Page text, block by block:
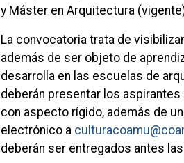
y Máster en Arquitectura
La convocatoria trata de
además de ser objeto de
desarrolla en las escuelas de
deberán presentar los
con aspecto rígido, además de
electrónico a
deberán ser entregados antes